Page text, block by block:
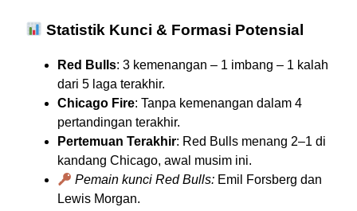
Statistik Kunci & Formasi Potensial
Red Bulls: 3 kemenangan – 1 imbang – 1 kalah
dari 5 laga terakhir.
Chicago Fire: Tanpa kemenangan dalam 4
pertandingan terakhir.
Pertemuan Terakhir: Red Bulls menang 2–1 di
kandang Chicago, awal musim ini.
Pemain kunci Red Bulls: Emil Forsberg dan
Lewis Morgan.